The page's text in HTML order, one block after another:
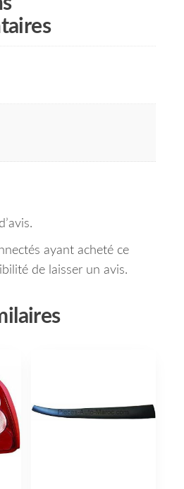
ayant acheté ce
de laisser un avis.